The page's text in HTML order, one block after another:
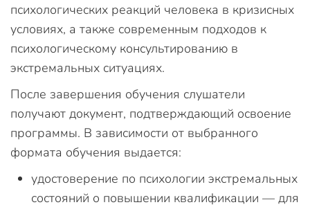
психологических реакций человека в кризисных
условиях, а также современным подходов к
психологическому консультированию в
экстремальных ситуациях.
После завершения обучения слушатели
получают документ, подтверждающий освоение
программы. В зависимости от выбранного
формата обучения выдается:
удостоверение по психологии экстремальных
состояний о повышении квалификации — для